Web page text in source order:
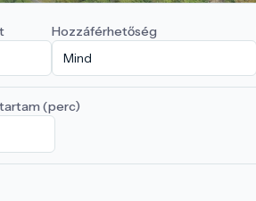
Hozzáférhetőség
(perc)